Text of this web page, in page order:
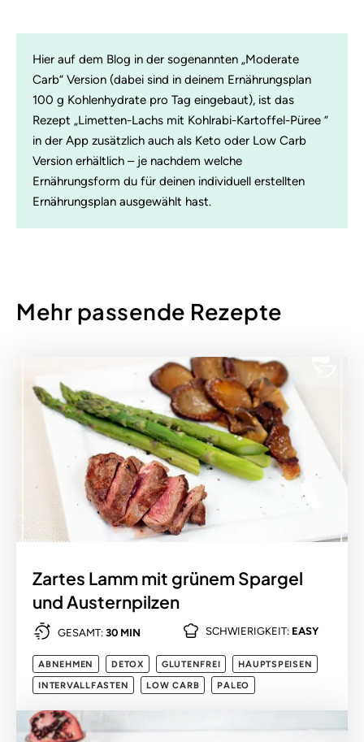
Hier auf dem Blog in der sogenannten „Moderate
Carb“ Version (dabei sind in deinem Ernährungsplan
100 g Kohlenhydrate pro Tag eingebaut), ist das
Rezept „Limetten-Lachs mit Kohlrabi-Kartoffel-Püree “
in der App zusätzlich auch als Keto oder Low Carb
Version erhältlich – je nachdem welche
Ernährungsform du für deinen individuell erstellten
Ernährungsplan ausgewählt hast.
Mehr passende Rezepte
Zartes Lamm mit grünem Spargel
und Austernpilzen
GESAMT: 30 MIN SCHWIERIGKEIT: EASY
ABNEHMEN DETOX GLUTENFREI
HAUPTSPEISEN
INTERVALLFASTEN
LOW CARB PALEO